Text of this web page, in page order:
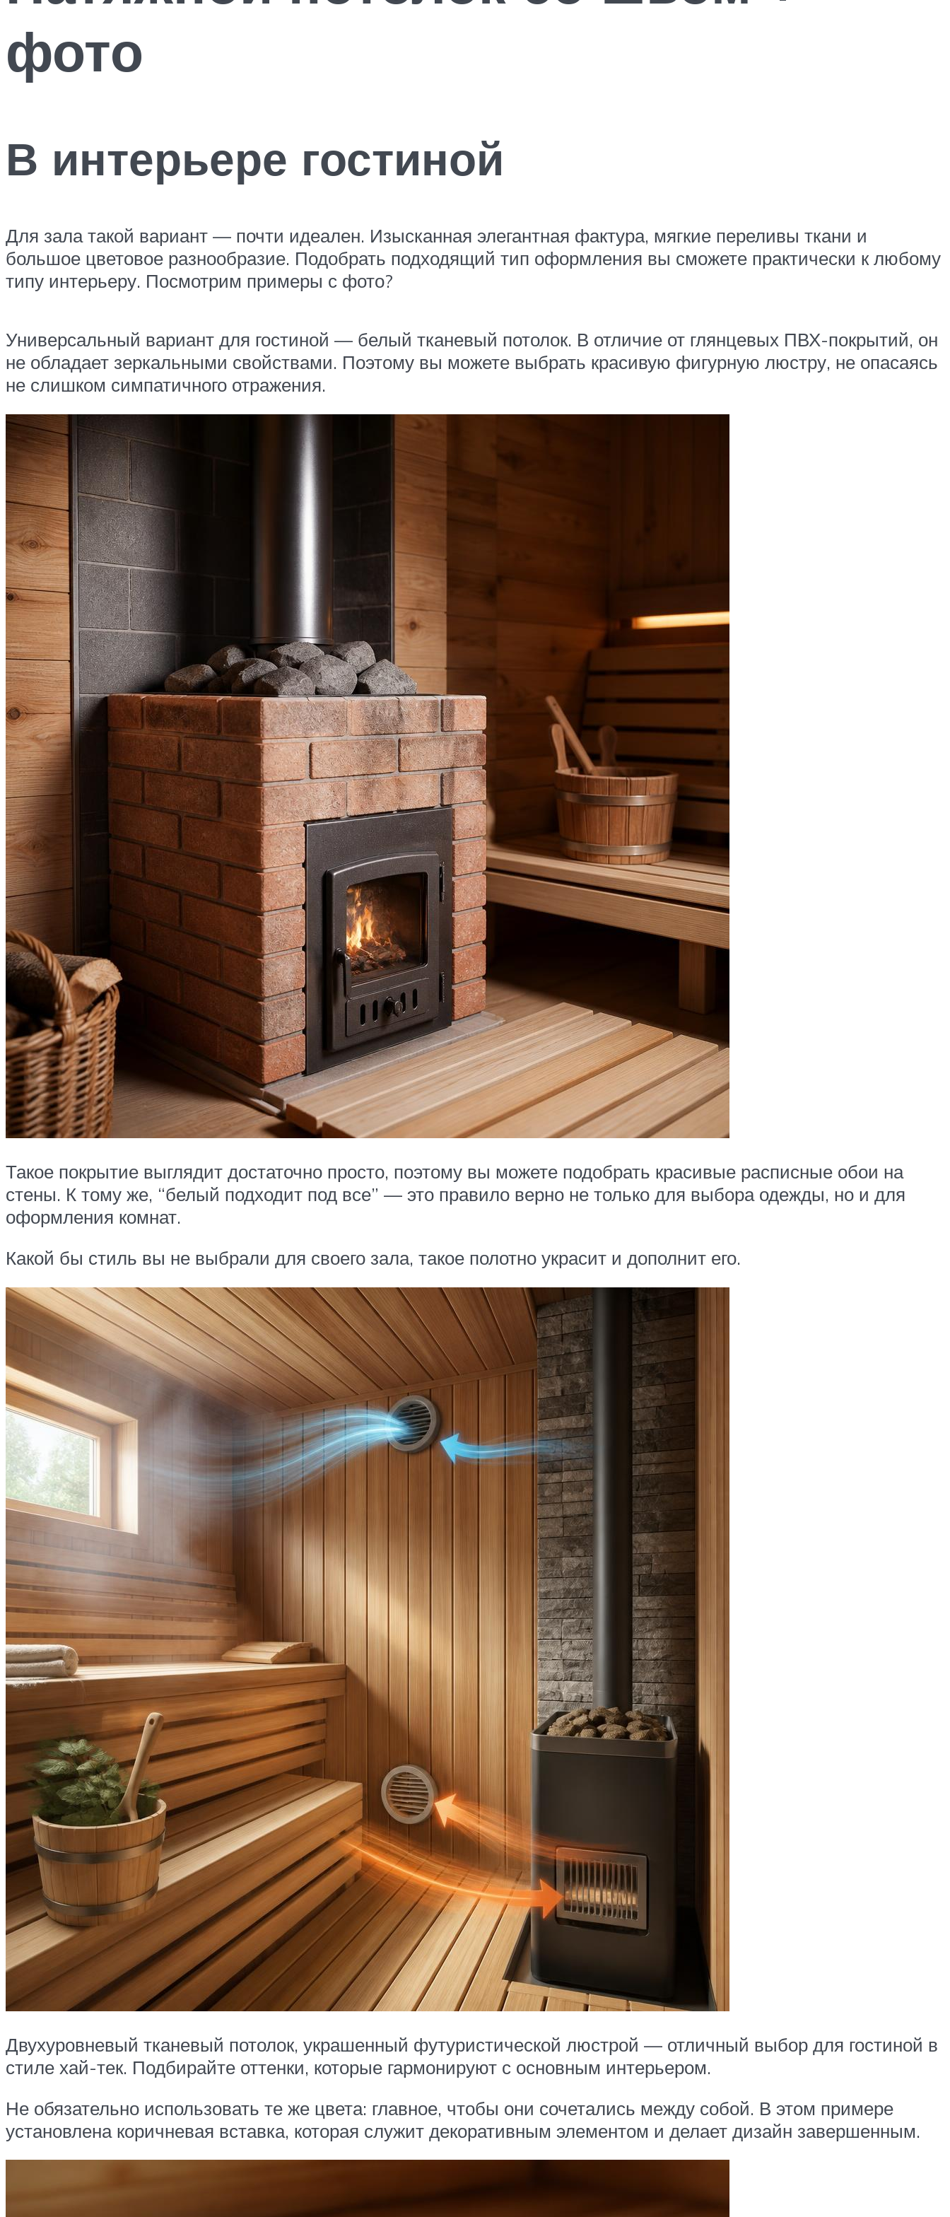
фото
В интерьере гостиной
Для зала такой вариант — почти идеален. Изысканная элегантная фактура, мягкие переливы ткани и
большое цветовое разнообразие. Подобрать подходящий тип оформления вы сможете практически к любому
типу интерьеру. Посмотрим примеры с фото?
Универсальный вариант для гостиной — белый тканевый потолок. В отличие от глянцевых ПВХ-покрытий, он
не обладает зеркальными свойствами. Поэтому вы можете выбрать красивую фигурную люстру, не опасаясь
не слишком симпатичного отражения.
Такое покрытие выглядит достаточно просто, поэтому вы можете подобрать красивые расписные обои на
стены. К тому же, “белый подходит под все” — это правило верно не только для выбора одежды, но и для
оформления комнат.
Какой бы стиль вы не выбрали для своего зала, такое полотно украсит и дополнит его.
Двухуровневый тканевый потолок, украшенный футуристической люстрой — отличный выбор для гостиной в
стиле хай-тек. Подбирайте оттенки, которые гармонируют с основным интерьером.
Не обязательно использовать те же цвета: главное, чтобы они сочетались между собой. В этом примере
установлена коричневая вставка, которая служит декоративным элементом и делает дизайн завершенным.